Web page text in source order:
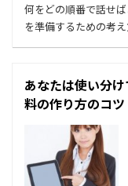
何をどの順番で話せ
を準備するための考え
あなたは使い分
料の作り方のコツ